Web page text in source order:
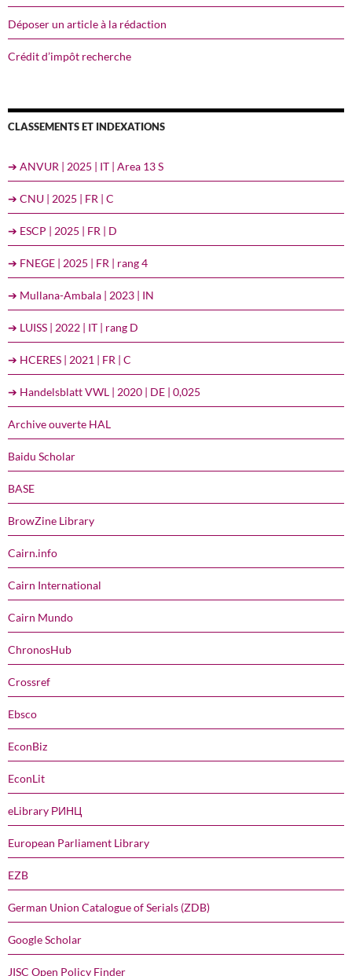
Déposer un article à la rédaction
Crédit d’impôt recherche
CLASSEMENTS ET INDEXATIONS
➔ ANVUR | 2025 | IT | Area 13 S
➔ CNU | 2025 | FR | C
➔ ESCP | 2025 | FR | D
➔ FNEGE | 2025 | FR | rang 4
➔ Mullana-Ambala | 2023 | IN
➔ LUISS | 2022 | IT | rang D
➔ HCERES | 2021 | FR | C
➔ Handelsblatt VWL | 2020 | DE | 0,025
Archive ouverte HAL
Baidu Scholar
BASE
BrowZine Library
Cairn.info
Cairn International
Cairn Mundo
ChronosHub
Crossref
Ebsco
EconBiz
EconLit
eLibrary РИНЦ
European Parliament Library
EZB
German Union Catalogue of Serials (ZDB)
Google Scholar
JISC Open Policy Finder